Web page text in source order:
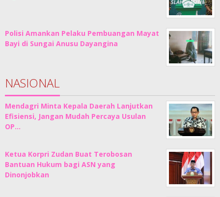
Polisi Amankan Pelaku Pembuangan Mayat
Bayi di Sungai Anusu Dayangina
NASIONAL
Mendagri Minta Kepala Daerah Lanjutkan
Efisiensi, Jangan Mudah Percaya Usulan
OP…
Ketua Korpri Zudan Buat Terobosan
Bantuan Hukum bagi ASN yang
Dinonjobkan